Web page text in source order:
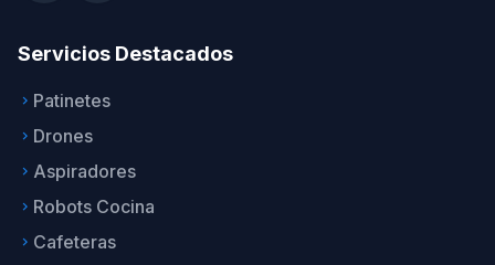
Servicios Destacados
keyboard_arrow_right Patinetes
keyboard_arrow_right Drones
keyboard_arrow_right Aspiradores
keyboard_arrow_right Robots Cocina
keyboard_arrow_right Cafeteras